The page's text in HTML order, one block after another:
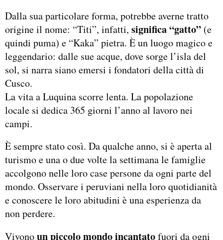
Dalla sua particolare forma, potrebbe averne tratto
origine il nome: “Titi”, infatti, significa “gatto” (e
quindi puma) e “Kaka” pietra. È un luogo magico e
leggendario: dalle sue acque, dove sorge l’isla del
sol, si narra siano emersi i fondatori della città di
Cusco.
La vita a Luquina scorre lenta. La popolazione
locale si dedica 365 giorni l’anno al lavoro nei
campi.
È sempre stato così. Da qualche anno, si è aperta al
turismo e una o due volte la settimana le famiglie
accolgono nelle loro case persone da ogni parte del
mondo. Osservare i peruviani nella loro quotidianità
e conoscere le loro abitudini è una esperienza da
non perdere.
Vivonoun piccolo mondo incantatofuori da ogni